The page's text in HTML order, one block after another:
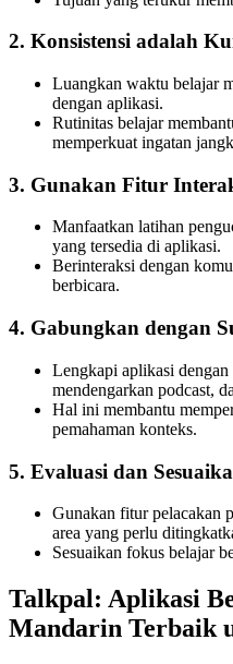
2. Konsistensi adalah
Luangkan waktu belajar
dengan aplikasi.
Rutinitas belajar
memperkuat ingatan
3. Gunakan Fitur
Manfaatkan latihan
yang tersedia di aplikasi.
Berinteraksi dengan
berbicara.
4. Gabungkan dengan
Lengkapi aplikasi
mendengarkan podcast,
Hal ini membantu
pemahaman konteks.
5. Evaluasi dan
Gunakan fitur pelacakan
area yang perlu
Sesuaikan fokus belajar
Talkpal: Aplikasi
Mandarin Terbaik